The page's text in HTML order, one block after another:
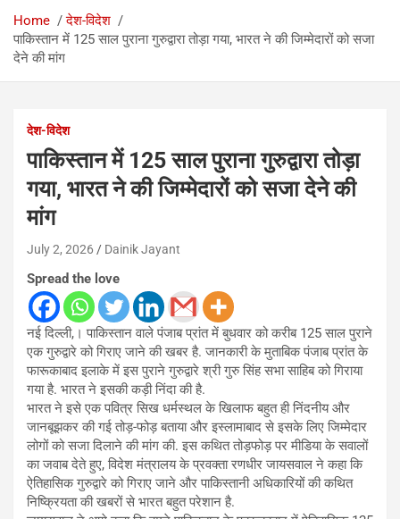
Home
देश-विदेश
पाकिस्तान में 125 साल पुराना गुरुद्वारा तोड़ा गया, भारत ने की जिम्मेदारों को सजा
देने की मांग
देश-विदेश
पाकिस्तान में 125 साल पुराना गुरुद्वारा तोड़ा
गया, भारत ने की जिम्मेदारों को सजा देने की
मांग
July 2, 2026 Dainik Jayant
Spread the love
नई दिल्ली,। पाकिस्तान वाले पंजाब प्रांत में बुधवार को करीब 125 साल पुराने
एक गुरुद्वारे को गिराए जाने की खबर है. जानकारी के मुताबिक पंजाब प्रांत के
फारूकाबाद इलाके में इस पुराने गुरुद्वारे श्री गुरु सिंह सभा साहिब को गिराया
गया है. भारत ने इसकी कड़ी निंदा की है.
भारत ने इसे एक पवित्र सिख धर्मस्थल के खिलाफ बहुत ही निंदनीय और
जानबूझकर की गई तोड़-फोड़ बताया और इस्लामाबाद से इसके लिए जिम्मेदार
लोगों को सजा दिलाने की मांग की. इस कथित तोड़फोड़ पर मीडिया के सवालों
का जवाब देते हुए, विदेश मंत्रालय के प्रवक्ता रणधीर जायसवाल ने कहा कि
ऐतिहासिक गुरुद्वारे को गिराए जाने और पाकिस्तानी अधिकारियों की कथित
निष्क्रियता की खबरों से भारत बहुत परेशान है.